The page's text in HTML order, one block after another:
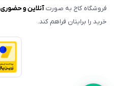
فروشگاه کاج به صورتآنلاین و حضوری
خرید را برایتان فراهم کند.